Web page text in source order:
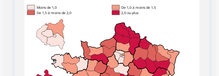
Moins de 1,0
De 1,0 à moins de 1,5
De 1,5 à moins de 2,0
2,0 ou plus